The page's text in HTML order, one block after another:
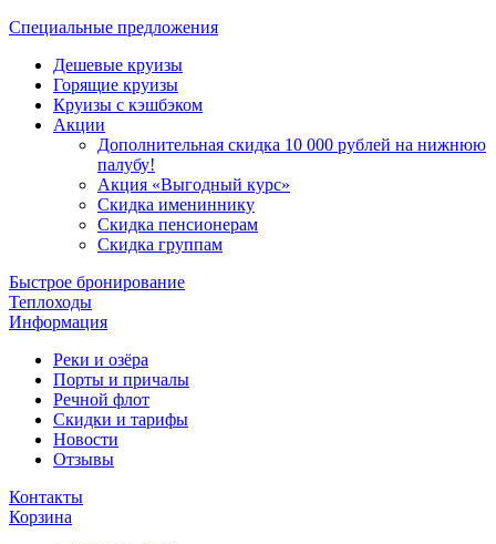
Специальные предложения
Дешевые круизы
Горящие круизы
Круизы с кэшбэком
Акции
Дополнительная скидка 10 000 рублей на нижнюю
палубу!
Акция «Выгодный курс»
Скидка имениннику
Скидка пенсионерам
Скидка группам
Быстрое бронирование
Теплоходы
Информация
Реки и озёра
Порты и причалы
Речной флот
Скидки и тарифы
Новости
Отзывы
Контакты
Корзина